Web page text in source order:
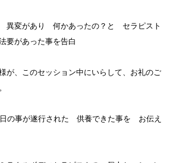
異変があり 何かあったの？と セラピスト
要があった事を告白
が、このセッション中にいらして、お礼のご
の事が遂行された 供養できた事を お伝え